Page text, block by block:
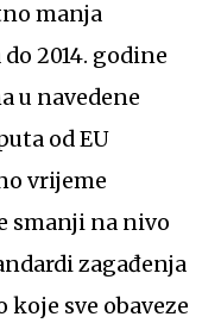
manja
2014. godine
u navedene
od EU
vrijeme
smanji na nivo
zagađenja
koje sve obaveze